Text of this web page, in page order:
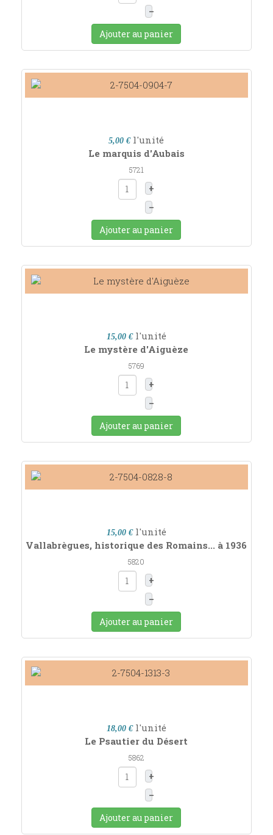
–
Ajouter au panier
5,00 € l'unité
Le marquis d'Aubais
5721
+
–
Ajouter au panier
15,00 € l'unité
Le mystère d'Aiguèze
5769
+
–
Ajouter au panier
15,00 € l'unité
Vallabrègues, historique des Romains... à 1936
5820
+
–
Ajouter au panier
18,00 € l'unité
Le Psautier du Désert
5862
+
–
Ajouter au panier